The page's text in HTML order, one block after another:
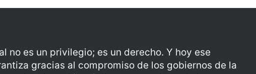
no es un privilegio; es un derecho. Y hoy ese
gracias al compromiso de los gobiernos de la